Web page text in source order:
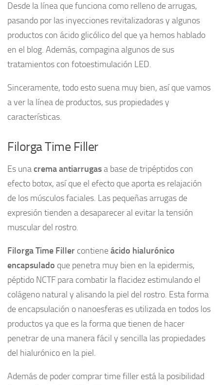
Desde la línea que funciona como relleno de arrugas,
pasando por las inyecciones revitalizadoras y algunos
productos con ácido glicólico del que ya hemos hablado
en el blog. Además, compagina algunos de sus
tratamientos con fotoestimulación LED.
Sinceramente, todo esto suena muy bien, así que vamos
a ver la línea de productos, sus propiedades y
características.
Filorga Time Filler
Es unacrema antiarrugasa base de tripéptidos con
efecto botox, así que el efecto que aporta es relajación
de los músculos faciales. Las pequeñas arrugas de
expresión tienden a desaparecer al evitar la tensión
muscular del rostro.
Filorga Time Filler contieneácido hialurónico
encapsulado que penetra muy bien en la epidermis,
péptido NCTF para combatir la flacidez estimulando el
colágeno natural y alisando la piel del rostro. Esta forma
de encapsulación o nanoesferas es utilizada en todos los
productos ya que es la forma que tienen de hacer
penetrar de una manera fácil y sencilla las propiedades
del hialurónico en la piel.
Además de poder comprar time filler está la posibilidad